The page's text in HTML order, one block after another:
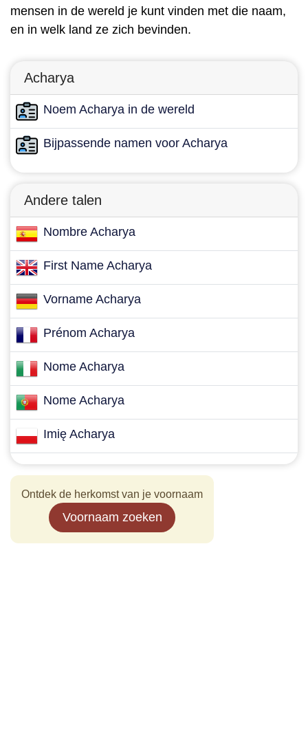
mensen in de wereld je kunt vinden met die naam,
en in welk land ze zich bevinden.
Acharya
Noem Acharya in de wereld
Bijpassende namen voor Acharya
Andere talen
Nombre Acharya
First Name Acharya
Vorname Acharya
Prénom Acharya
Nome Acharya
Nome Acharya
Imię Acharya
Ontdek de herkomst van je voornaam
Voornaam zoeken